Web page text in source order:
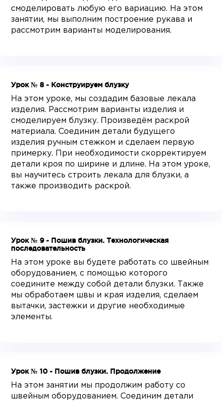
смоделировать любую его вариацию. На этом
занятии, мы выполним построение рукава и
рассмотрим варианты моделирования.
Урок № 8 - Конструируем блузку
На этом уроке, мы создадим базовые лекала
изделия. Рассмотрим варианты изделия и
смоделируем блузку. Произведём раскрой
материала. Соединим детали будущего
изделия ручным стежком и сделаем первую
примерку. При необходимости скорректируем
детали кроя по ширине и длине. На этом уроке,
вы научитесь строить лекала для блузки, а
также производить раскрой.
Урок № 9 - Пошив блузки. Технологическая
последовательность
На этом уроке вы будете работать со швейным
оборудованием, с помощью которого
соедините между собой детали блузки. Также
мы обработаем швы и края изделия, сделаем
вытачки, застежки и другие необходимые
элементы.
Урок № 10 - Пошив блузки. Продолжение
На этом занятии мы продолжим работу со
швейным оборудованием. Соединим детали